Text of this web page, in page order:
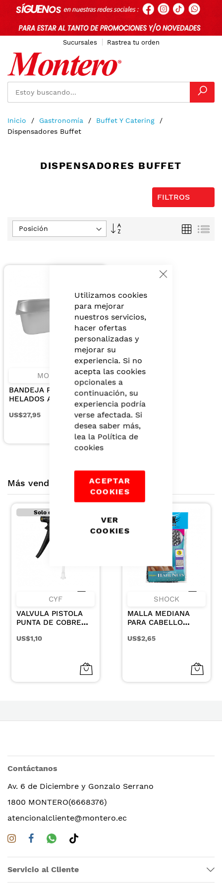
Close
Utilizamos cookies
para mejorar
nuestros servicios,
hacer ofertas
personalizadas y
mejorar su
experiencia. Si no
acepta las cookies
opcionales a
continuación, su
experiencia podría
verse afectada. Si
desea saber más,
lea la Política de
cookies
ACEPTAR
COOKIES
VER
COOKIES
Sucursales Rastrea tu orden
contenido
Inicio Gastronomía
Buffet Y Catering
Dispensadores Buffet
DISPENSADORES BUFFET
Más vendidos montero
Solo en tiendas
CYF
VALVULA PISTOLA
PUNTA DE COBRE
NEGRA
US$1,10
SHOCK
MALLA MEDIANA
PARA CABELLO
US$2,65
FILTROS
Fijar
Parrilla
MONTERO
BANDEJA PARA
HELADOS A. INOX
TAMANO 14.17 PLG X 6.50
PLG - 36 X 16.50 X 12 CM
US$27,95
Contáctanos
Av. 6 de Diciembre y Gonzalo Serrano
1800 MONTERO(6668376)
atencionalcliente@montero.ec
Servicio al Cliente